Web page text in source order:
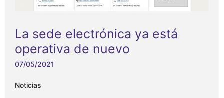
La sede electrónica ya está
operativa de nuevo
07/05/2021
Noticias